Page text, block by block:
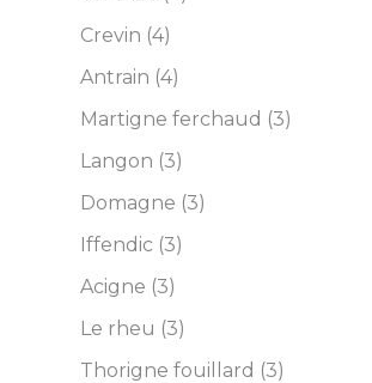
Crevin (4)
Antrain (4)
Martigne ferchaud (3)
Langon (3)
Domagne (3)
Iffendic (3)
Acigne (3)
Le rheu (3)
Thorigne fouillard (3)